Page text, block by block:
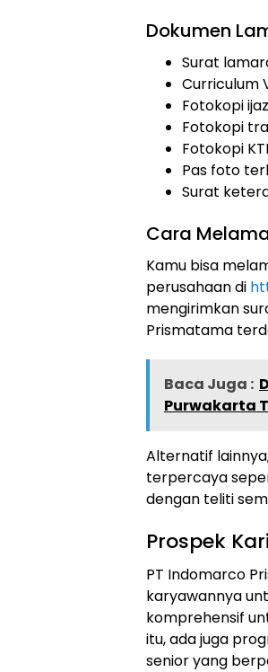
Dokumen
Surat
Curriculum
Fotokopi
Fotokopi
Fotokopi
Pas foto
Surat
Cara
Kamu bisa
perusahaan di
mengirimkan
Prismatama
Baca Juga :
Purwakarta
Alternatif
terpercaya
dengan teliti
Prospek
PT Indomarco
karyawannya
komprehensif
itu, ada juga
senior yang